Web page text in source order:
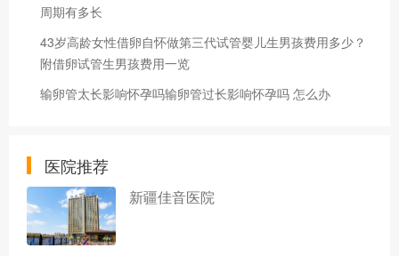
周期有多长
43岁高龄女性借卵自怀做第三代试管婴儿生男孩费用多少？
附借卵试管生男孩费用一览
输卵管太长影响怀孕吗输卵管过长影响怀孕吗 怎么办
医院推荐
新疆佳音医院